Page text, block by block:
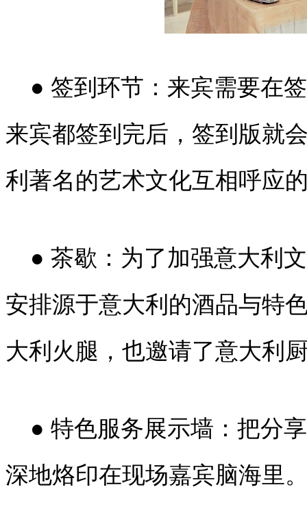
● 签到环节：来宾需要在
来宾都签到完后，签到版就
利著名的艺术文化互相呼应
● 茶歇：为了加强意大利
安排源于意大利的酒品与特
大利火腿，也邀请了意大利
● 特色服务展示墙：把分
深地烙印在现场嘉宾脑海里